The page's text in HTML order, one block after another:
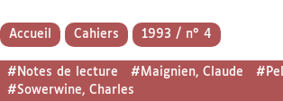
Accueil Cahiers 1993 / n° 4
#Notes de lecture #Maignien, Claude
#Sowerwine, Charles